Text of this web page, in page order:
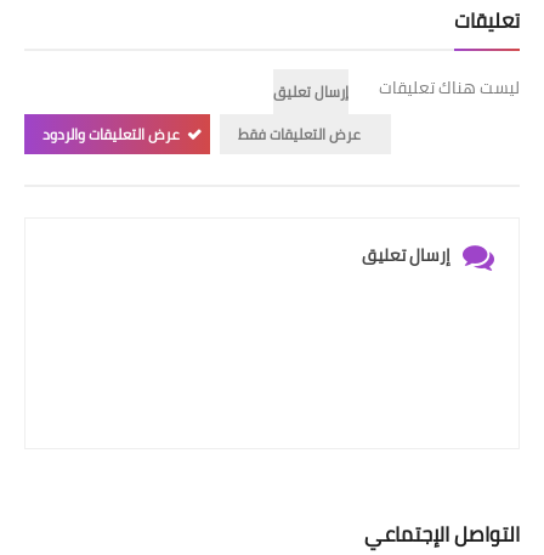
تعليقات
ليست هناك تعليقات
إرسال تعليق
عرض التعليقات فقط
عرض التعليقات والردود
إرسال تعليق
التواصل الإجتماعي